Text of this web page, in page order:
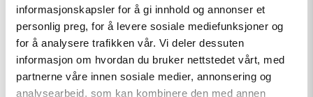
informasjonskapsler for å gi innhold og annonser et
personlig preg, for å levere sosiale mediefunksjoner og
for å analysere trafikken vår. Vi deler dessuten
informasjon om hvordan du bruker nettstedet vårt, med
partnerne våre innen sosiale medier, annonsering og
analysearbeid, som kan kombinere den med annen
Møt Helsingforskomiteen på
Arendalsuka 2026